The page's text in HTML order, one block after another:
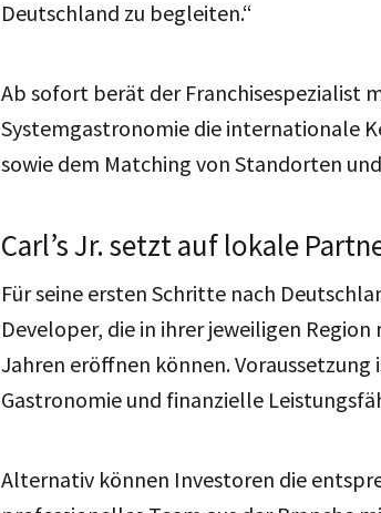
Deutschland zu begleiten.“
Ab sofort berät der Franchisespezialist
Systemgastronomie die internationale
sowie dem Matching von Standorten
Carl’s Jr. setzt auf lokale
Für seine ersten Schritte nach
Developer, die in ihrer jeweiligen
Jahren eröffnen können.
Gastronomie und finanzielle
Alternativ können Investoren die